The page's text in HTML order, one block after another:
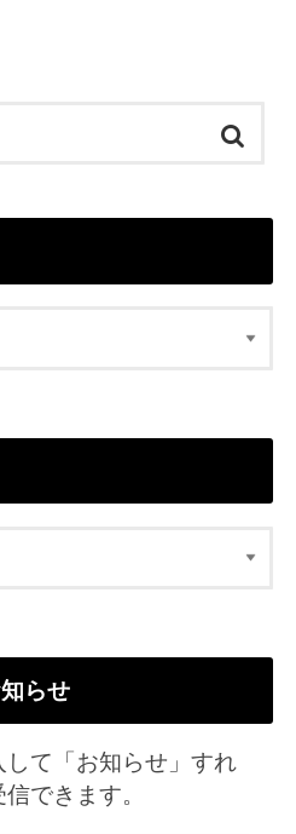
らせ
て「お知らせ」すれ
できます。